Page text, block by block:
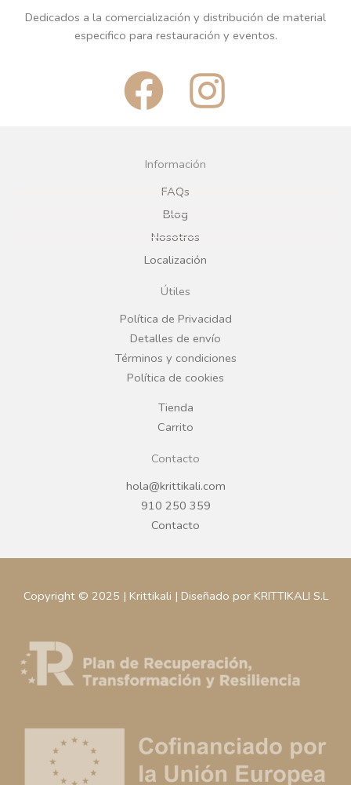
Dedicados a la comercialización y distribución de material
especifico para restauración y eventos.
F
a
c
e
b
o
o
k
I
n
g
r
a
Información
FAQs
Blog
Nosotros
Localización
Útiles
Política de Privacidad
Detalles de envío
Términos y condiciones
Política de cookies
Tienda
Carrito
Contacto
hola@krittikali.com
910 250 359
Contacto
Copyright © 2025 | Krittikali | Diseñado por KRITTIKALI S.L